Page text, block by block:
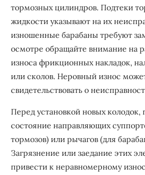
тормозных цилиндров. Подтеки
жидкости указывают на их
изношенные барабаны требуют
осмотре обращайте внимание на
износа фрикционных накладок,
или сколов. Неровный износ
свидетельствовать о
Перед установкой новых колодок,
состояние направляющих
тормозов) или рычагов (для
Загрязнение или заедание этих
привести к неравномерному